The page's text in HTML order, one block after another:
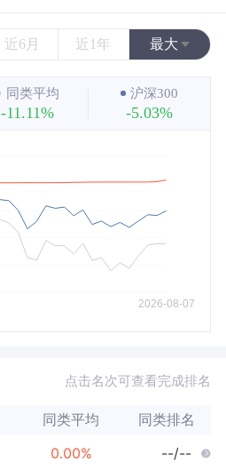
近6月 近1年 最大
近3年
近5年
同类平均
-11.11%
沪深300
-5.03%
点击名次可查看完成排名
同类平均 同类排名
0.00% --/--